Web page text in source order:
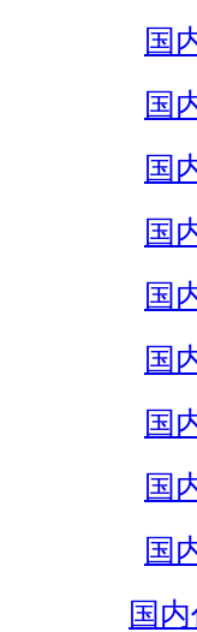
国
国
国
国
国
国
国
国
国
国